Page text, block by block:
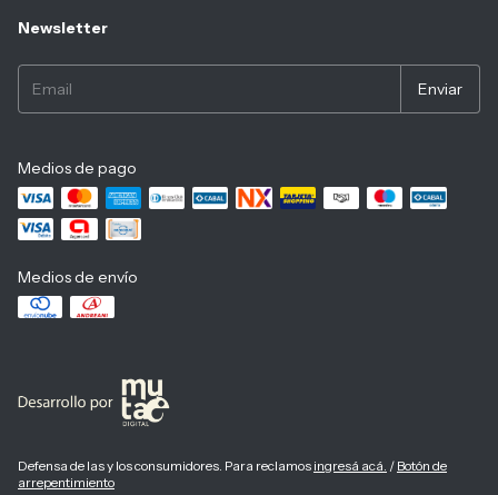
Newsletter
Medios de pago
Medios de envío
Defensa de las y los consumidores. Para reclamos ingresá acá. / Botón de
arrepentimiento